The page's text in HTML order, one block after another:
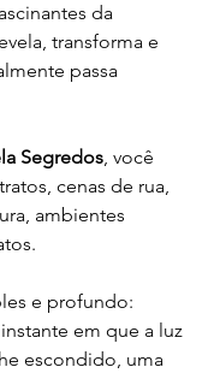
da
transforma e
passa
Segredos, você
cenas de rua,
ambientes
em que a luz
escondido, uma